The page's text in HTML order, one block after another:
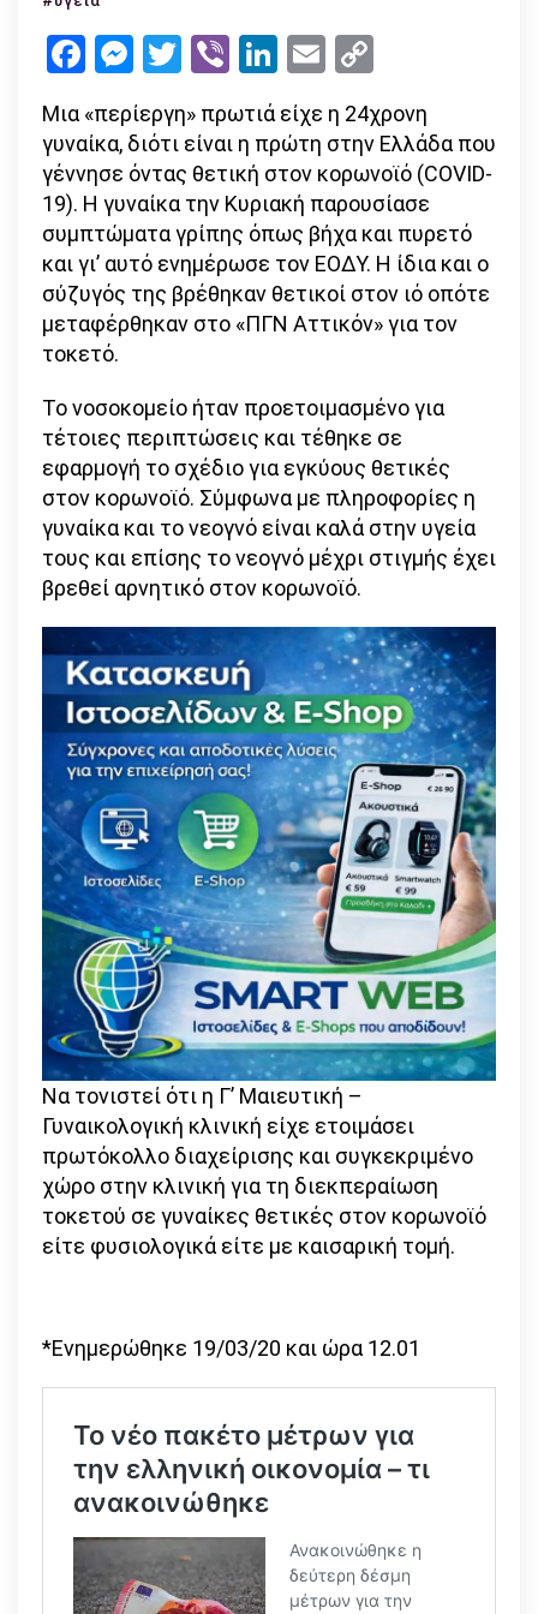
Facebook
Messenger
Twitter
ViberLinkedIn
Email
Μια «περίεργη» πρωτιά είχε η 24χρονη
γυναίκα, διότι είναι η πρώτη στην Ελλάδα που
γέννησε όντας θετική στον κορωνοϊό (COVID-
19). Η γυναίκα την Κυριακή παρουσίασε
συμπτώματα γρίπης όπως βήχα και πυρετό
και γι’ αυτό ενημέρωσε τον ΕΟΔΥ. Η ίδια και ο
σύζυγός της βρέθηκαν θετικοί στον ιό οπότε
μεταφέρθηκαν στο «ΠΓΝ Αττικόν» για τον
τοκετό.
Το νοσοκομείο ήταν προετοιμασμένο για
τέτοιες περιπτώσεις και τέθηκε σε
εφαρμογή το σχέδιο για εγκύους θετικές
στον κορωνοϊό. Σύμφωνα με πληροφορίες η
γυναίκα και το νεογνό είναι καλά στην υγεία
τους και επίσης το νεογνό μέχρι στιγμής έχει
βρεθεί αρνητικό στον κορωνοϊό.
Να τονιστεί ότι η Γ’ Μαιευτική –
Γυναικολογική κλινική είχε ετοιμάσει
πρωτόκολλο διαχείρισης και συγκεκριμένο
χώρο στην κλινική για τη διεκπεραίωση
τοκετού σε γυναίκες θετικές στον κορωνοϊό
είτε φυσιολογικά είτε με καισαρική τομή.
*Ενημερώθηκε 19/03/20 και ώρα 12.01